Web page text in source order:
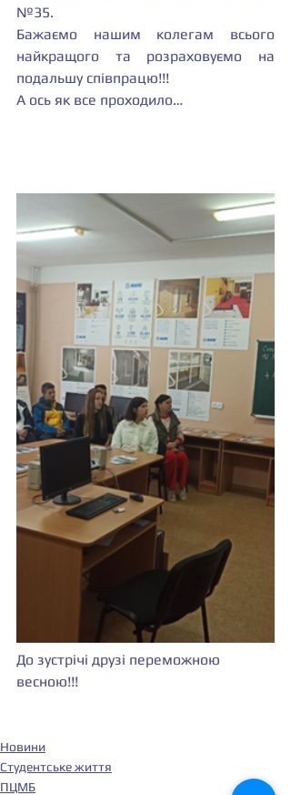
№35.
Бажаємо нашим колегам всього
найкращого та розраховуємо на
подальшу співпрацю!!!
А ось як все проходило…
До зустрічі друзі переможною
весною!!!
Новини
Студентське життя
ПЦМБ